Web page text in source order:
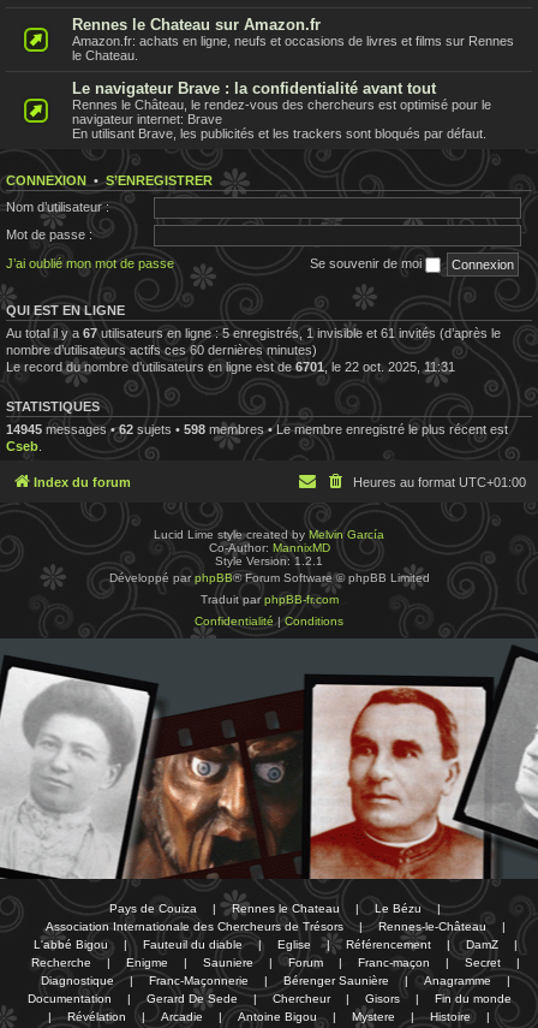
Rennes le Chateau sur Amazon.fr
Amazon.fr: achats en ligne, neufs et occasions de livres et films sur Rennes
le Chateau.
Le navigateur Brave : la confidentialité avant tout
Rennes le Château, le rendez-vous des chercheurs est optimisé pour le
navigateur internet: Brave
En utilisant Brave, les publicités et les trackers sont bloqués par défaut.
CONNEXION •S’ENREGISTRER
Nom d’utilisateur :
Mot de passe :
J’ai oublié mon mot de passe
Se souvenir de moi
QUI EST EN LIGNE
Au total il y a 67utilisateurs en ligne : 5 enregistrés, 1 invisible et 61 invités (d’après le
nombre d’utilisateurs actifs ces 60 dernières minutes)
Le record du nombre d’utilisateurs en ligne est de6701, le 22 oct. 2025, 11:31
STATISTIQUES
14945 messages •62 sujets • 598 membres • Le membre enregistré le plus récent est
Cseb
Index du forum Heures au format UTC+01:00
Lucid Lime style created by Melvin García
Co-Author: MannixMD
Style Version: 1.2.1
Développé parphpBB® Forum Software © phpBB Limited
Traduit parphpBB-fr.com
Confidentialité |Conditions
Pays de Couiza | Rennes le Chateau | Le Bézu
|
Association Internationale des Chercheurs de Trésors
| Rennes-le-Château
|
L'abbé Bigou
| Fauteuil du diable | Eglise | Référencement | DamZ
|
Recherche
| Enigme | Sauniere | Forum | Franc-maçon | Secret
|
Diagnostique
| Franc-Maçonnerie | Bérenger Saunière | Anagramme
|
Documentation
| Gerard De Sede | Chercheur | Gisors |
Fin du monde
|
Révélation | Arcadie | Antoine Bigou | Mystere | Histoire |